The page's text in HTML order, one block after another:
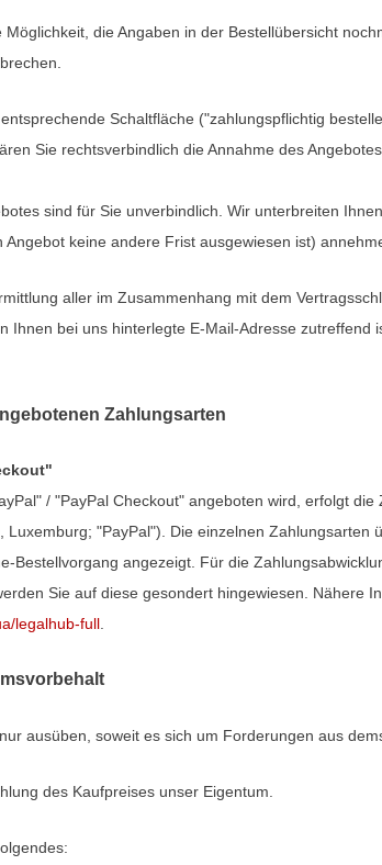
die Angaben in der Bestellübersicht
Schaltfläche ("zahlungspflichtig
Sie rechtsverbindlich die Annahme des
sind für Sie unverbindlich. Wir unterbreiten
keine andere Frist ausgewiesen ist)
aller im Zusammenhang mit dem
Ihnen bei uns hinterlegte E-Mail-Adresse
Zahlungsarten
/ "PayPal Checkout" angeboten wird, erfolgt
"PayPal"). Die einzelnen
Bestellvorgang angezeigt. Für die
Sie auf diese gesondert hingewiesen. Nähere
legalhub-full.
ausüben, soweit es sich um Forderungen aus
des Kaufpreises unser Eigentum.